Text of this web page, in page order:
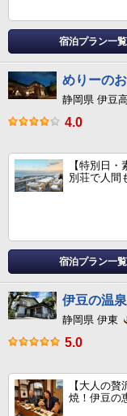
宿泊プラン一覧
めりーの
静岡県 伊豆
4.0
【特別日
別荘で人間
宿泊プラン一覧
伊豆の温
静岡県 伊東
5.0
【大人の
焼！伊豆の